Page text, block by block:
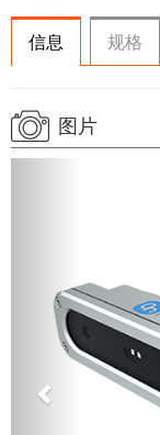
信息 规格
图片